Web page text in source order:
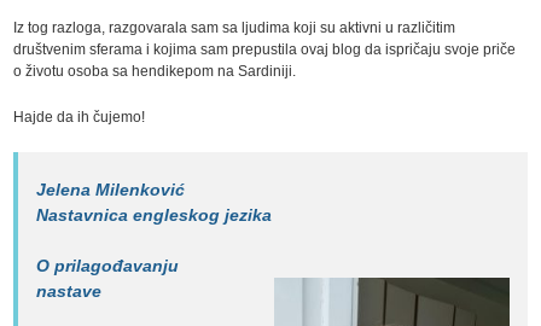
Iz tog razloga, razgovarala sam sa ljudima koji su aktivni u različitim
društvenim sferama i kojima sam prepustila ovaj blog da ispričaju svoje priče
o životu osoba sa hendikepom na Sardiniji.
Hajde da ih čujemo!
Jelena Milenković
Nastavnica engleskog jezika
O prilagođavanju
nastave